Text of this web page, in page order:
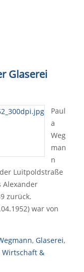
Glaserei
Paul
a
Weg
man
n
Luitpoldstraße
Alexander
zurück.
war von
, Glaserei,
Wirtschaft &